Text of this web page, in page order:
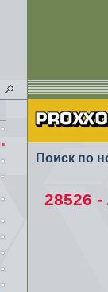
Поиск по
28526